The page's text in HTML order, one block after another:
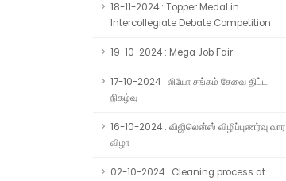
18-11-2024 : Topper Medal in
Intercollegiate Debate Competition
19-10-2024 : Mega Job Fair
17-10-2024 : லியோ சங்கம் சேவை திட்ட
நிகழ்வு
16-10-2024 : விஜிலென்ஸ் விழிப்புணர்வு வார
விழா
02-10-2024 : Cleaning process at